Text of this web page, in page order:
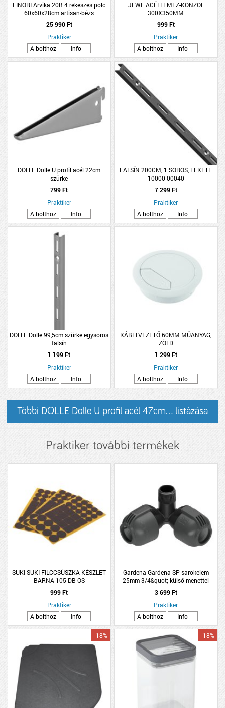
FINORI Arvika 20B 4 rekeszes polc
60x60x28cm artisan-bézs
25 990 Ft
Praktiker
A bolthoz
Info
JEWE ACÉLLEMEZ-KONZOL
300X350MM
999 Ft
Praktiker
A bolthoz
Info
DOLLE Dolle U profil acél 22cm
szürke
799 Ft
Praktiker
A bolthoz
Info
FALSÍN 200CM, 1 SOROS, FEKETE
10000-00040
TEHERBÍRÁS:55KG/20CM
7 299 Ft
Praktiker
A bolthoz
Info
DOLLE Dolle 99,5cm szürke egysoros
falsín
1 199 Ft
Praktiker
A bolthoz
Info
KÁBELVEZETŐ 60MM MŰANYAG,
ZÖLD
1 299 Ft
Praktiker
A bolthoz
Info
Többi DOLLE Dolle U profil acél 47cm... listázása
Praktiker további termékek
SUKI SUKI FILCCSÚSZKA KÉSZLET
BARNA 105 DB-OS
999 Ft
Praktiker
A bolthoz
Info
Gardena Gardena SP sarokelem
25mm 3/4&quot; külső menettel
3 699 Ft
Praktiker
A bolthoz
Info
-18% -18%